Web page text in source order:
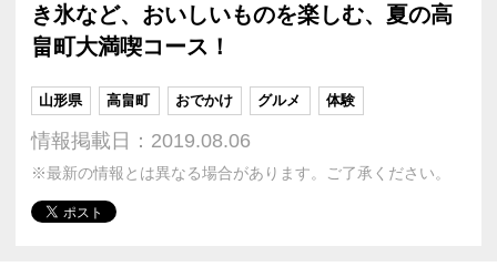
き氷など、おいしいものを楽しむ、夏の高
畠町大満喫コース！
山形県 高畠町 おでかけ グルメ 体験
情報掲載日：2019.08.06
※最新の情報とは異なる場合があります。ご了承ください。